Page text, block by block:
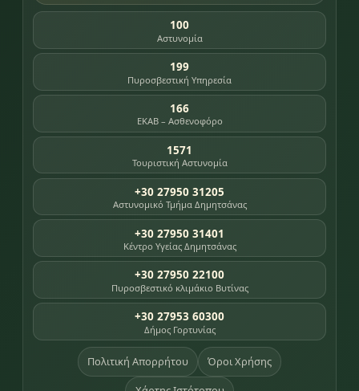
100
Αστυνομία
199
Πυροσβεστική Υπηρεσία
166
ΕΚΑΒ – Ασθενοφόρο
1571
Τουριστική Αστυνομία
+30 27950 31205
Αστυνομικό Τμήμα Δημητσάνας
+30 27950 31401
Κέντρο Υγείας Δημητσάνας
+30 27950 22100
Πυροσβεστικό κλιμάκιο Βυτίνας
+30 27953 60300
Δήμος Γορτυνίας
Πολιτική Απορρήτου Όροι Χρήσης